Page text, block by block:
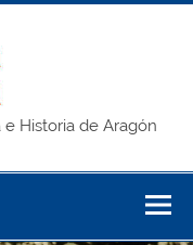
Historia de Aragón